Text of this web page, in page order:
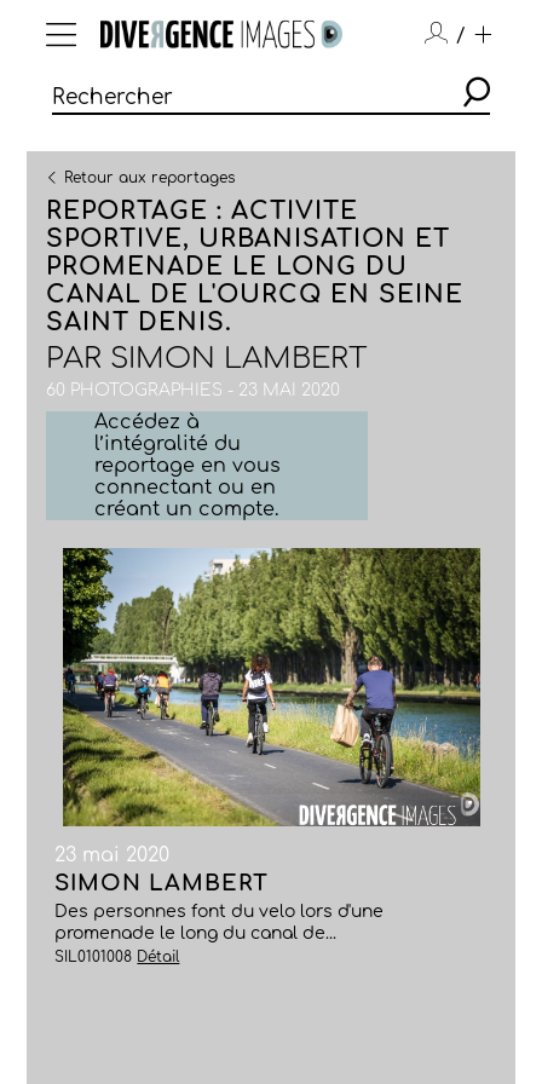
/
Retour aux reportages
REPORTAGE : ACTIVITE
SPORTIVE, URBANISATION ET
PROMENADE LE LONG DU
CANAL DE L'OURCQ EN SEINE
SAINT DENIS.
PAR SIMON LAMBERT
60 PHOTOGRAPHIES - 23 MAI 2020
Accédez à
l’intégralité du
reportage en vous
connectant ou en
créant un compte.
23 mai 2020
SIMON LAMBERT
Des personnes font du velo lors d'une
promenade le long du canal de...
SIL0101008 Détail